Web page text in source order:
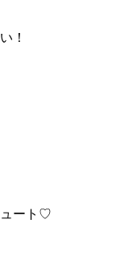
！
ュート♡